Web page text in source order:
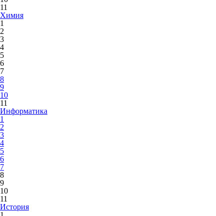
11
Химия
1
2
3
4
5
6
7
8
9
10
11
Информатика
1
2
3
4
5
6
7
8
9
10
11
История